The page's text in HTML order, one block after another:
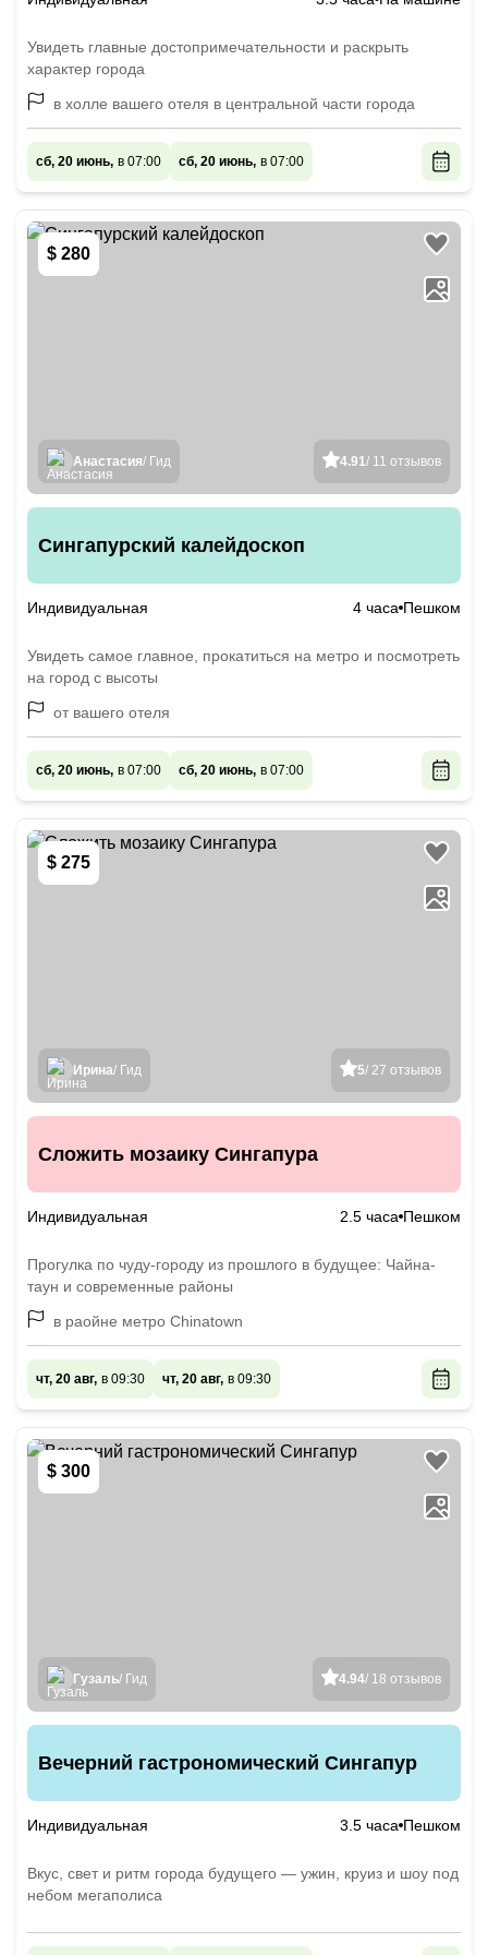
Увидеть главные достопримечательности и раскрыть
характер города
в холле вашего отеля в центральной части города
сб, 20 июнь, в 07:00 сб, 20 июнь, в 07:00
$ 280
4.91/ 11 отзывов
Анастасия/ Гид
Сингапурский калейдоскоп
Индивидуальная 4 часа Пешком
Увидеть самое главное, прокатиться на метро и посмотреть
на город с высоты
от вашего отеля
сб, 20 июнь, в 07:00 сб, 20 июнь, в 07:00
$ 275
5/ 27 отзывов
Ирина/ Гид
Сложить мозаику Сингапура
Индивидуальная 2.5 часа Пешком
Прогулка по чуду-городу из прошлого в будущее: Чайна-
таун и современные районы
в раойне метро Chinatown
чт, 20 авг, в 09:30 чт, 20 авг, в 09:30
$ 300
4.94/ 18 отзывов
Гузаль/ Гид
Вечерний гастрономический Сингапур
Индивидуальная 3.5 часа Пешком
Вкус, свет и ритм города будущего — ужин, круиз и шоу под
небом мегаполиса